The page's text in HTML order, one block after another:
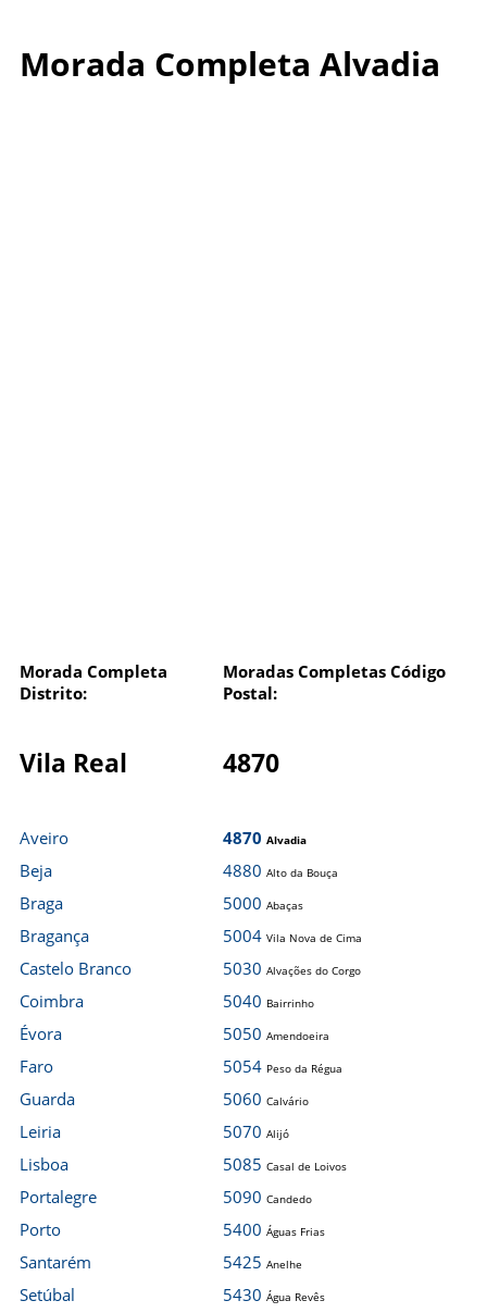
Morada Completa Alvadia
Morada Completa
Distrito:
Moradas Completas Código
Postal:
Vila Real 4870
Aveiro
Beja
Braga
Bragança
Castelo Branco
Coimbra
Évora
Faro
Guarda
Leiria
Lisboa
Portalegre
Porto
Santarém
Setúbal
4870 Alvadia
4880 Alto da Bouça
5000 Abaças
5004 Vila Nova de Cima
5030 Alvações do Corgo
5040 Bairrinho
5050 Amendoeira
5054 Peso da Régua
5060 Calvário
5070 Alijó
5085 Casal de Loivos
5090 Candedo
5400 Águas Frias
5425 Anelhe
5430 Água Revês